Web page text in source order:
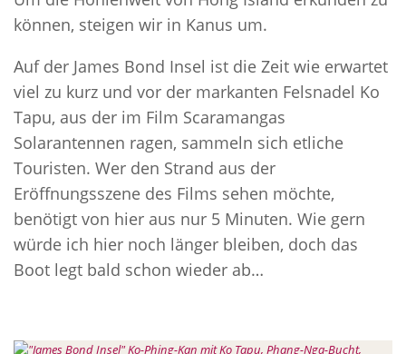
können, steigen wir in Kanus um.
Auf der James Bond Insel ist die Zeit wie erwartet
viel zu kurz und vor der markanten Felsnadel Ko
Tapu, aus der im Film Scaramangas
Solarantennen ragen, sammeln sich etliche
Touristen. Wer den Strand aus der
Eröffnungsszene des Films sehen möchte,
benötigt von hier aus nur 5 Minuten. Wie gern
würde ich hier noch länger bleiben, doch das
Boot legt bald schon wieder ab…